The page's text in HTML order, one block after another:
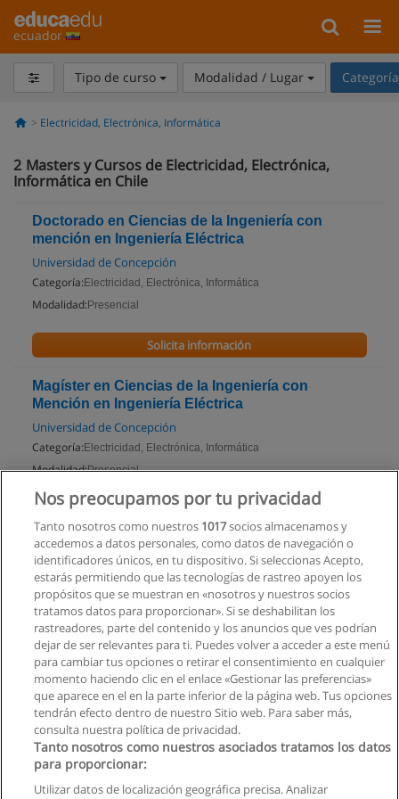
ecuador
Tipo de curso Modalidad / Lugar
Electricidad, Electrónica, Informática
2 Masters y Cursos de Electricidad, Electrónica,
Informática en Chile
Doctorado en Ciencias de la Ingeniería con
mención en Ingeniería Eléctrica
Universidad de Concepción
Categoría: Electricidad, Electrónica, Informática
Modalidad: Presencial
Solicita información
Magíster en Ciencias de la Ingeniería con
Mención en Ingeniería Eléctrica
Universidad de Concepción
Categoría: Electricidad, Electrónica, Informática
Modalidad:Presencial
Solicita información
Nos preocupamos por tu privacidad
Tanto nosotros como nuestros 1017socios almacenamos y
accedemos a datos personales, como datos de navegación o
identificadores únicos, en tu dispositivo. Si seleccionas Acepto,
estarás permitiendo que las tecnologías de rastreo apoyen los
propósitos que se muestran en «nosotros y nuestros socios
tratamos datos para proporcionar». Si se deshabilitan los
rastreadores, parte del contenido y los anuncios que ves podrían
dejar de ser relevantes para ti. Puedes volver a acceder a este menú
para cambiar tus opciones o retirar el consentimiento en cualquier
momento haciendo clic en el enlace «Gestionar las preferencias»
que aparece en el en la parte inferior de la página web. Tus opciones
tendrán efecto dentro de nuestro Sitio web. Para saber más,
consulta nuestra política de privacidad.
Tanto nosotros como nuestros asociados tratamos los datos
para proporcionar:
Utilizar datos de localización geográfica precisa. Analizar